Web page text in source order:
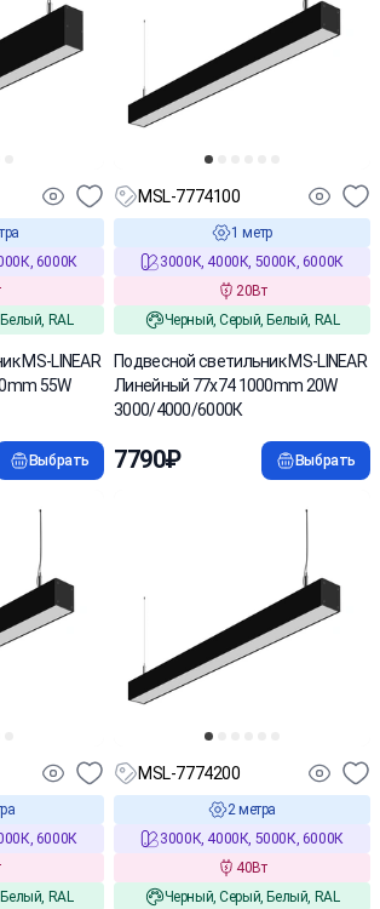
6000К
RAL
MS-LINEAR
55W
Выбрать
MSL-7774100
1 метр
3000К, 4000К, 5000К, 6000К
20Вт
Черный, Серый, Белый, RAL
Подвесной светильник MS-LINEAR
Линейный 77х74 1000mm 20W
3000/4000/6000К
7790₽ Выбрать
6000К
RAL
MSL-7774200
2 метра
3000К, 4000К, 5000К, 6000К
40Вт
Черный, Серый, Белый, RAL